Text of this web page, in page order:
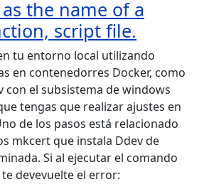
the name of a
script file.
tu entorno local utilizando
en contenedorres Docker, como
con el subsistema de windows
tengas que realizar ajustes en
de los pasos está relacionado
mkcert que instala Ddev de
Si al ejecutar el comando
te devevuelte el error: